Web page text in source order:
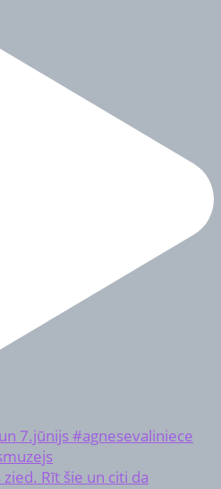
Rīt šie un citi da